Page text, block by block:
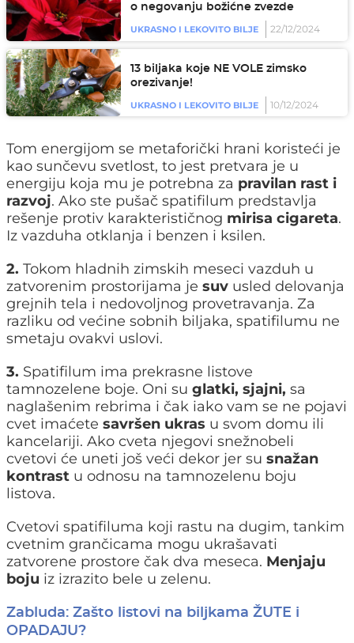
o negovanju božićne zvezde
UKRASNO I LEKOVITO BILJE 22/12/2024
13 biljaka koje NE VOLE zimsko
orezivanje!
UKRASNO I LEKOVITO BILJE 10/12/2024
Tom energijom se metaforički hrani koristeći je
kao sunčevu svetlost, to jest pretvara je u
energiju koja mu je potrebna za pravilan rast i
razvoj. Ako ste pušač spatifilum predstavlja
rešenje protiv karakterističnog mirisa cigareta.
Iz vazduha otklanja i benzen i ksilen.
2. Tokom hladnih zimskih meseci vazduh u
zatvorenim prostorijama je suv usled delovanja
grejnih tela i nedovoljnog provetravanja. Za
razliku od većine sobnih biljaka, spatifilumu ne
smetaju ovakvi uslovi.
3. Spatifilum ima prekrasne listove
tamnozelene boje. Oni su glatki, sjajni, sa
naglašenim rebrima i čak iako vam se ne pojavi
cvet imaćete savršen ukras u svom domu ili
kancelariji. Ako cveta njegovi snežnobeli
cvetovi će uneti još veći dekor jer su snažan
kontrast u odnosu na tamnozelenu boju
listova.
Cvetovi spatifiluma koji rastu na dugim, tankim
cvetnim grančicama mogu ukrašavati
zatvorene prostore čak dva meseca. Menjaju
boju iz izrazito bele u zelenu.
Zabluda: Zašto listovi na biljkama ŽUTE i
OPADAJU?